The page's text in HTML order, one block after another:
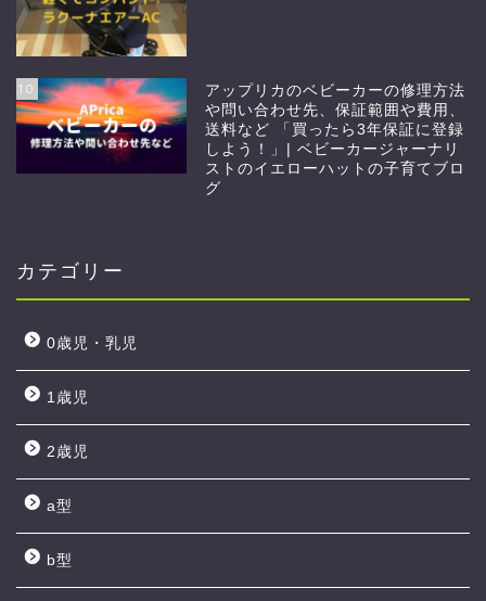
10
アップリカのベビーカーの修理方法
や問い合わせ先、保証範囲や費用、
送料など 「買ったら3年保証に登録
しよう！」| ベビーカージャーナリ
ストのイエローハットの子育てブロ
グ
カテゴリー
0歳児・乳児
1歳児
2歳児
a型
b型